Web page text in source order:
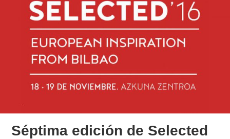
Séptima edición de Selected